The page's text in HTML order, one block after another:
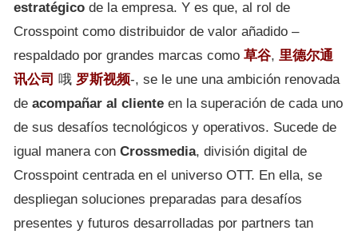
estratégico de la empresa. Y es que, al rol de
Crosspoint como distribuidor de valor añadido –
respaldado por grandes marcas como 草谷, 里德尔通
讯公司 哦 罗斯视频-, se le une una ambición renovada
de acompañar al cliente en la superación de cada uno
de sus desafíos tecnológicos y operativos. Sucede de
igual manera con Crossmedia, división digital de
Crosspoint centrada en el universo OTT. En ella, se
despliegan soluciones preparadas para desafíos
presentes y futuros desarrolladas por partners tan